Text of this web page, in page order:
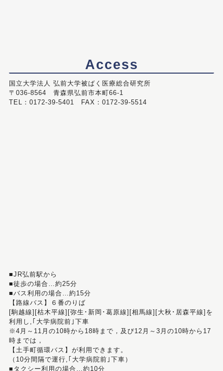
Access
国立大学法人 弘前大学被ばく医療総合研究所
〒036-8564 青森県弘前市本町66-1
TEL：0172-39-5401 FAX：0172-39-5514
■JR弘前駅から
■徒歩の場合…約25分
■バス利用の場合…約15分
【路線バス】６番のりば
[駒越線][枯木平線][弥生･新岡･葛原線][相馬線][大秋･居森平線]を
利用し,｢大学病院前｣下車
※4月～11月の10時から18時まで，及び12月～3月の10時から17
時までは，
【土手町循環バス】が利用できます。
（10分間隔で運行,｢大学病院前｣下車）
■タクシー利用の場合…約10分